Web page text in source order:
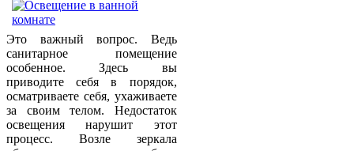
Это важный вопрос. Ведь
санитарное помещение
особенное. Здесь вы
приводите себя в порядок,
осматриваете себя, ухаживаете
за своим телом. Недостаток
освещения нарушит этот
процесс. Возле зеркала